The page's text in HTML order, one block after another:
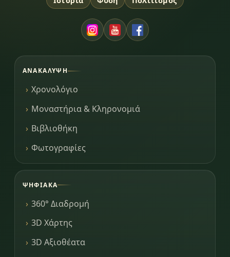
ΑΝΑΚΆΛΥΨΗ
Χρονολόγιο
Μοναστήρια & Κληρονομιά
Βιβλιοθήκη
Φωτογραφίες
ΨΗΦΙΑΚΆ
360° Διαδρομή
3D Χάρτης
3D Αξιοθέατα